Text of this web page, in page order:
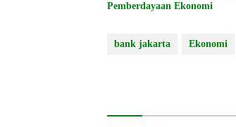
Pemberdayaan Ekonomi
bank jakarta Ekonomi